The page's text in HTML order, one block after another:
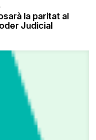
la paritat al
Judicial